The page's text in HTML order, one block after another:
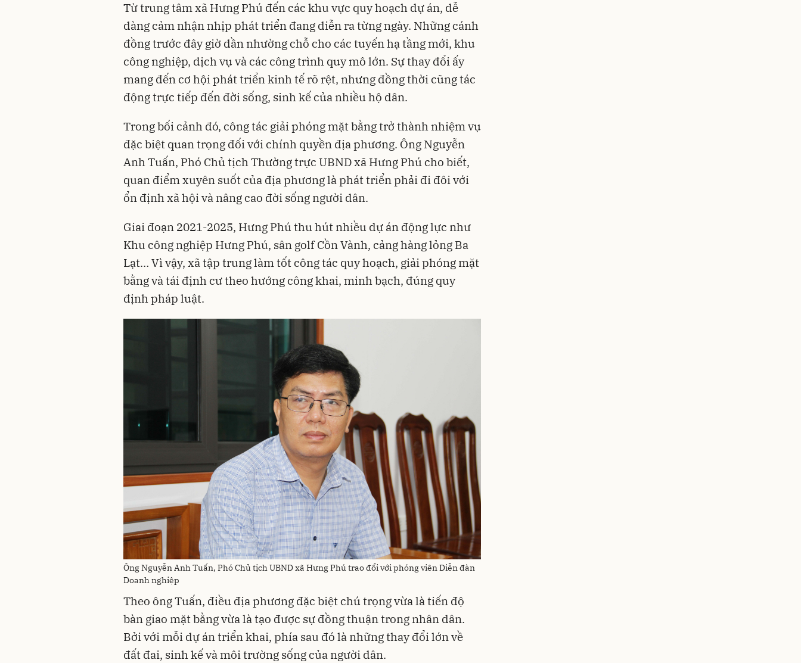
Từ trung tâm xã Hưng Phú đến các khu vực quy hoạch dự án, dễ
dàng cảm nhận nhịp phát triển đang diễn ra từng ngày. Những cánh
đồng trước đây giờ dần nhường chỗ cho các tuyến hạ tầng mới, khu
công nghiệp, dịch vụ và các công trình quy mô lớn. Sự thay đổi ấy
mang đến cơ hội phát triển kinh tế rõ rệt, nhưng đồng thời cũng tác
động trực tiếp đến đời sống, sinh kế của nhiều hộ dân.
Trong bối cảnh đó, công tác giải phóng mặt bằng trở thành nhiệm vụ
đặc biệt quan trọng đối với chính quyền địa phương. Ông Nguyễn
Anh Tuấn, Phó Chủ tịch Thường trực UBND xã Hưng Phú cho biết,
quan điểm xuyên suốt của địa phương là phát triển phải đi đôi với
ổn định xã hội và nâng cao đời sống người dân.
Giai đoạn 2021-2025, Hưng Phú thu hút nhiều dự án động lực như
Khu công nghiệp Hưng Phú, sân golf Cồn Vành, cảng hàng lỏng Ba
Lạt… Vì vậy, xã tập trung làm tốt công tác quy hoạch, giải phóng mặt
bằng và tái định cư theo hướng công khai, minh bạch, đúng quy
định pháp luật.
Ông Nguyễn Anh Tuấn, Phó Chủ tịch UBND xã Hưng Phú trao đổi với phóng viên Diễn đàn
Doanh nghiệp
Theo ông Tuấn, điều địa phương đặc biệt chú trọng vừa là tiến độ
bàn giao mặt bằng vừa là tạo được sự đồng thuận trong nhân dân.
Bởi với mỗi dự án triển khai, phía sau đó là những thay đổi lớn về
đất đai, sinh kế và môi trường sống của người dân.